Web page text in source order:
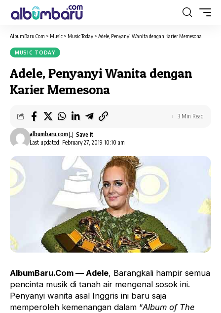
AlbumBaru.Com > Music > Music Today > Adele, Penyanyi Wanita dengan Karier Memesona
MUSIC TODAY
Adele, Penyanyi Wanita dengan
Karier Memesona
Last updated: February 27, 2019 10:10 am
albumbaru.com
3 Min Read
AlbumBaru.Com — Adele, Barangkali hampir semua
pencinta musik di tanah air mengenal sosok ini.
Penyanyi wanita asal Inggris ini baru saja
memperoleh kemenangan dalam “Album of The